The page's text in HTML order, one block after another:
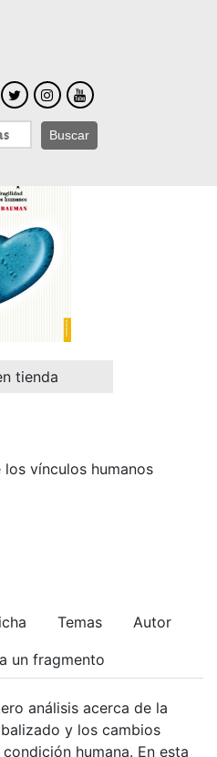
Buscar
tienda
vínculos humanos
Temas Autor
un fragmento
análisis acerca de la
y los cambios
humana. En esta